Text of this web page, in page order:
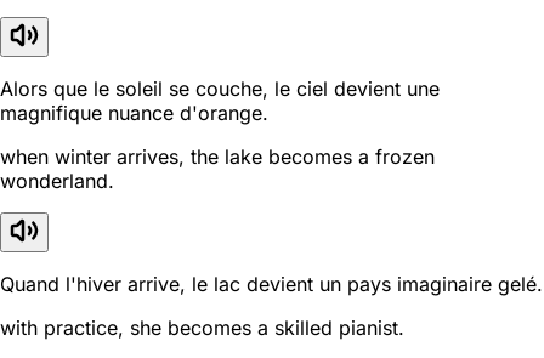
Alors que le soleil se couche, le ciel devient une
magnifique nuance d'orange.
when winter arrives, the lake becomes a frozen
wonderland.
Quand l'hiver arrive, le lac devient un pays imaginaire gelé.
with practice, she becomes a skilled pianist.